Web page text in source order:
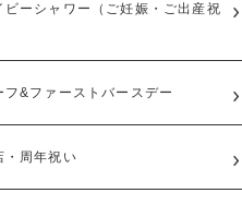
ビーシャワー（ご妊娠・ご出産祝
フ&ファーストバースデー
・周年祝い